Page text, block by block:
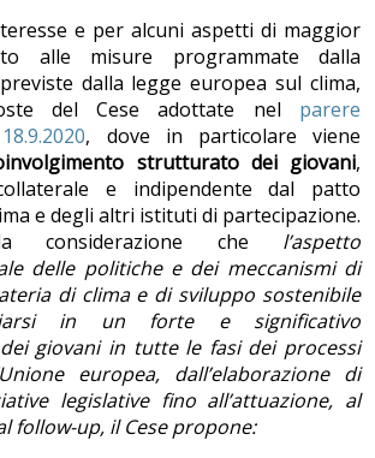
e per alcuni aspetti di maggior
alle misure programmate dalla
dalla legge europea sul clima,
del Cese adottate nel parere
, dove in particolare viene
strutturato dei giovani,
e indipendente dal patto
e degli altri istituti di partecipazione.
considerazione che l’aspetto
delle politiche e dei meccanismi di
di clima e di sviluppo sostenibile
in un forte e significativo
giovani in tutte le fasi dei processi
europea, dall’elaborazione di
legislative fino all’attuazione, al
follow-up, il Cese propone: